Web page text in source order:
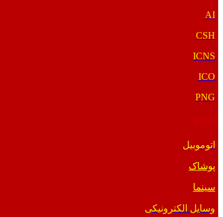
AI
CSH
ICNS
ICO
PNG
اتوموبیل
پوشاک
سینما
وسایل الکترونیکی